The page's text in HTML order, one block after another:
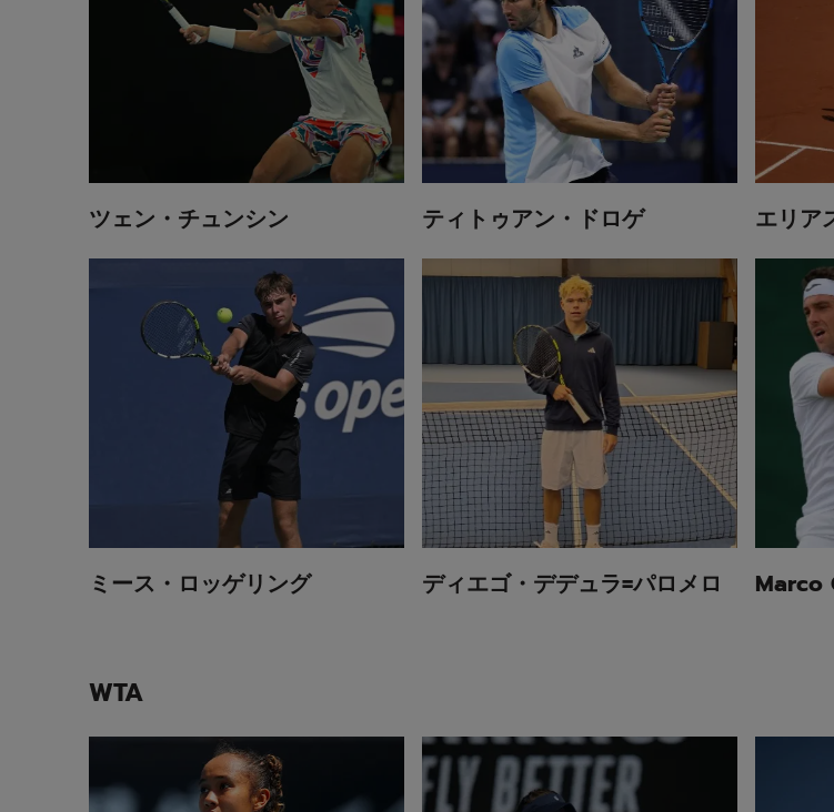
ツェン・チュンシン ティトゥアン・ドロゲ エリア
ミース・ロッゲリング ディエゴ・デデュラ=パロメロ Marco
WTA
レイラ・フェルナンデス ソフィア・ケニン